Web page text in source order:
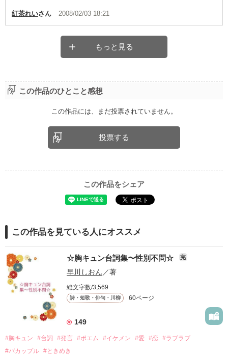
紅茶れいさん 2008/02/03 18:21
もっと見る
この作品のひとこと感想
この作品には、まだ投票されていません。
投票する
この作品をシェア
この作品を見ている人にオススメ
☆胸キュン台詞集〜性別不問☆ 完
早川しおん ／著
総文字数/3,569
詩・短歌・俳句・川柳 60ページ
149
#胸キュン #台詞 #発言 #ポエム #イケメン #愛 #恋 #ラブラブ
#バカップル #ときめき